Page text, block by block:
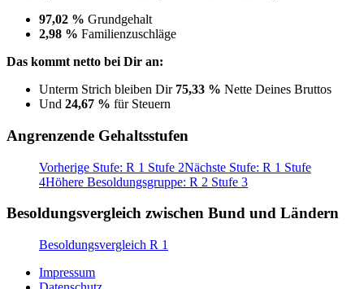
97,02 % Grundgehalt
2,98 % Familienzuschläge
Das kommt netto bei Dir an:
Unterm Strich bleiben Dir 75,33 % Nette Deines Bruttos
Und 24,67 % für Steuern
Angrenzende Gehaltsstufen
Vorherige Stufe: R 1 Stufe 2Nächste Stufe: R 1 Stufe
4Höhere Besoldungsgruppe: R 2 Stufe 3
Besoldungsvergleich zwischen Bund und Ländern
Besoldungsvergleich R 1
Impressum